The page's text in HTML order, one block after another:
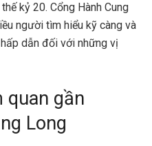
kỷ 20. Cổng Hành Cung
người tìm hiểu kỹ càng và
dẫn đối với những vị
quan gần
Long